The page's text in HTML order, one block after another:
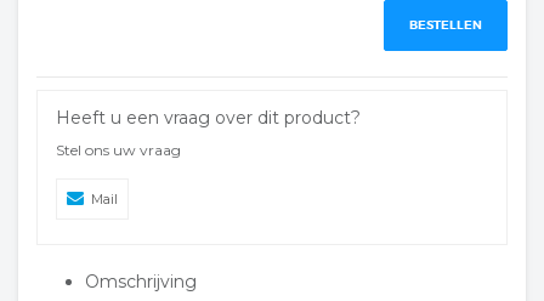
BESTELLEN
Heeft u een vraag over dit product?
Stel ons uw vraag
Mail
Omschrijving